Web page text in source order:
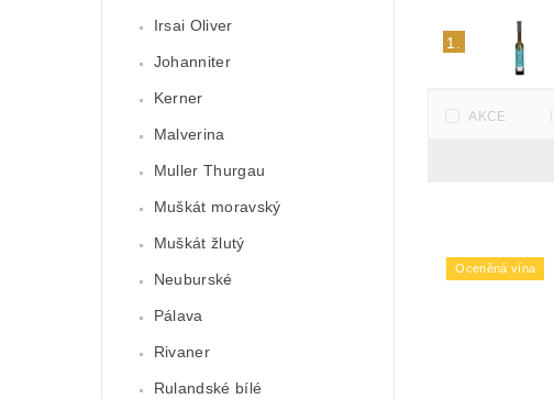
Irsai Oliver
Johanniter
Kerner
Malverina
Muller Thurgau
Muškát moravský
Muškát žlutý
Neuburské
Pálava
Rivaner
Rulandské bílé
1.
AKCE
Oceněná vína